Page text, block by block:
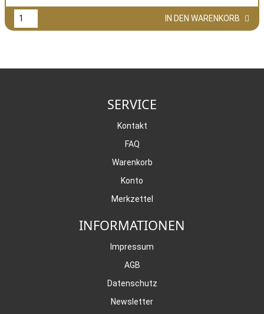
IN DEN WARENKORB
SERVICE
Kontakt
FAQ
Warenkorb
Konto
Merkzettel
INFORMATIONEN
Impressum
AGB
Datenschutz
Newsletter